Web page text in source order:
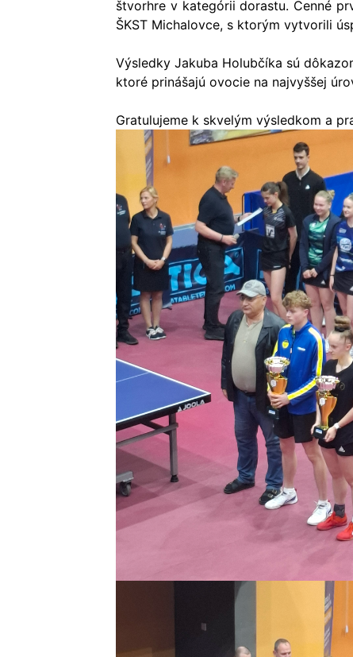
štvorhre v kategórii dorastu. Cenné
ŠKST Michalovce, s ktorým vytvorili
Výsledky Jakuba Holubčíka sú
ktoré prinášajú ovocie na najvyššej
Gratulujeme k skvelým výsledkom a